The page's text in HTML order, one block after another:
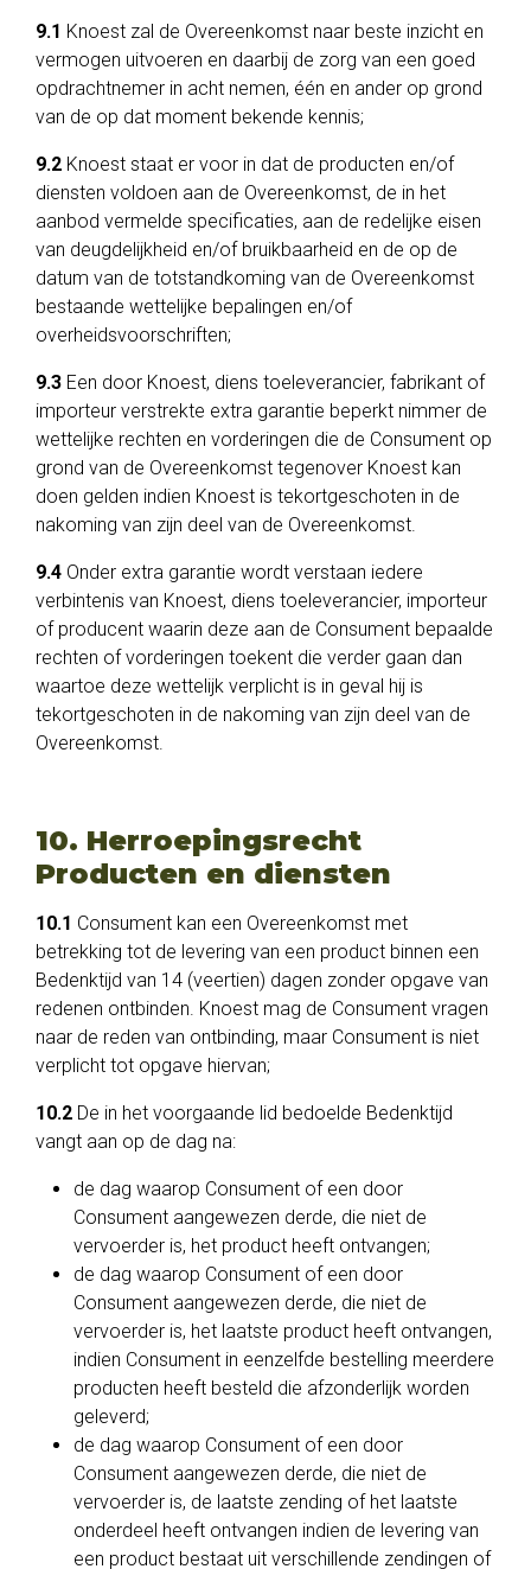
9.1 Knoest zal de Overeenkomst naar beste inzicht en
vermogen uitvoeren en daarbij de zorg van een goed
opdrachtnemer in acht nemen, één en ander op grond
van de op dat moment bekende kennis;
9.2 Knoest staat er voor in dat de producten en/of
diensten voldoen aan de Overeenkomst, de in het
aanbod vermelde specificaties, aan de redelijke eisen
van deugdelijkheid en/of bruikbaarheid en de op de
datum van de totstandkoming van de Overeenkomst
bestaande wettelijke bepalingen en/of
overheidsvoorschriften;
9.3 Een door Knoest, diens toeleverancier, fabrikant of
importeur verstrekte extra garantie beperkt nimmer de
wettelijke rechten en vorderingen die de Consument op
grond van de Overeenkomst tegenover Knoest kan
doen gelden indien Knoest is tekortgeschoten in de
nakoming van zijn deel van de Overeenkomst.
9.4 Onder extra garantie wordt verstaan iedere
verbintenis van Knoest, diens toeleverancier, importeur
of producent waarin deze aan de Consument bepaalde
rechten of vorderingen toekent die verder gaan dan
waartoe deze wettelijk verplicht is in geval hij is
tekortgeschoten in de nakoming van zijn deel van de
Overeenkomst.
10. Herroepingsrecht
Producten en diensten
10.1 Consument kan een Overeenkomst met
betrekking tot de levering van een product binnen een
Bedenktijd van 14 (veertien) dagen zonder opgave van
redenen ontbinden. Knoest mag de Consument vragen
naar de reden van ontbinding, maar Consument is niet
verplicht tot opgave hiervan;
10.2 De in het voorgaande lid bedoelde Bedenktijd
vangt aan op de dag na:
de dag waarop Consument of een door
Consument aangewezen derde, die niet de
vervoerder is, het product heeft ontvangen;
de dag waarop Consument of een door
Consument aangewezen derde, die niet de
vervoerder is, het laatste product heeft ontvangen,
indien Consument in eenzelfde bestelling meerdere
producten heeft besteld die afzonderlijk worden
geleverd;
de dag waarop Consument of een door
Consument aangewezen derde, die niet de
vervoerder is, de laatste zending of het laatste
onderdeel heeft ontvangen indien de levering van
een product bestaat uit verschillende zendingen of